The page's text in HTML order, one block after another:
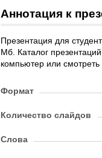
Аннотация к
Презентация для
Мб. Каталог
компьютер или
Формат
Количество слайдов
Слова